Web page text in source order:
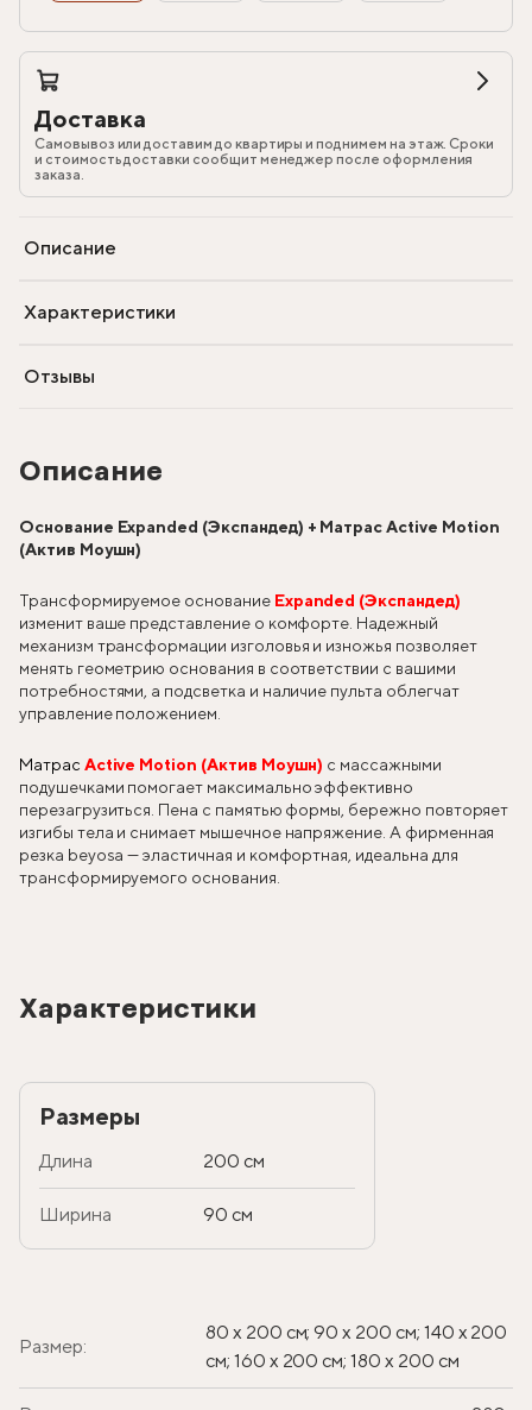
Описание
Основание Expanded (Экспандед) + Матрас Active Motion
(Актив Моушн)
Трансформируемое основание Expanded (Экспандед)
изменит ваше представление о комфорте. Надежный
механизм трансформации изголовья и изножья позволяет
менять геометрию основания в соответствии с вашими
потребностями, а подсветка и наличие пульта облегчат
управление положением.
Матрас Active Motion (Актив Моушн) с массажными
подушечками помогает максимально эффективно
перезагрузиться. Пена с памятью формы, бережно повторяет
изгибы тела и снимает мышечное напряжение. А фирменная
резка beyosa — эластичная и комфортная, идеальна для
трансформируемого основания.
Характеристики
Размеры
Длина 200 см
Ширина 90 см
Размер:
80 х 200 см; 90 х 200 см; 140 х 200
см; 160 х 200 см; 180 х 200 см
Доставка
Самовывоз или доставим до квартиры и поднимем на этаж. Сроки
и стоимость доставки сообщит менеджер после оформления
заказа.
Описание
Характеристики
Отзывы